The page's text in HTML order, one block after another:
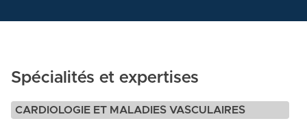
Spécialités et expertises
CARDIOLOGIE ET MALADIES VASCULAIRES